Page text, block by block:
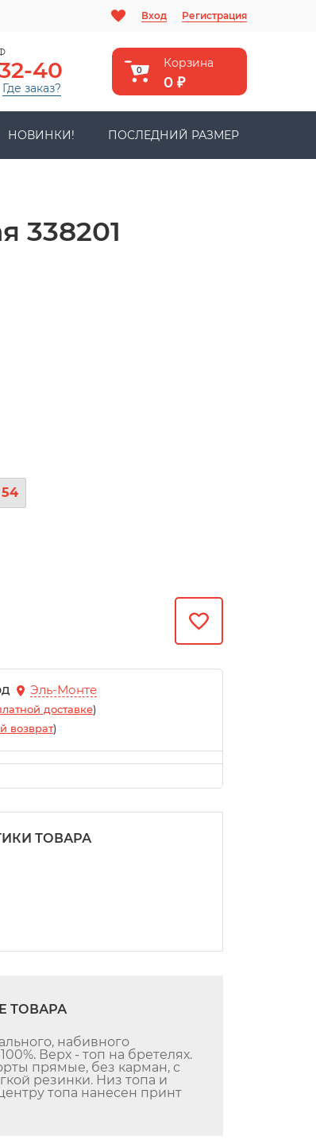
Вход Регистрация
40
Где заказ?
Корзина
0
0 ₽
НОВИНКИ! ПОСЛЕДНИЙ РАЗМЕР
338201
54
Эль-Монте
доставке)
возврат)
ТОВАРА
ТОВАРА
набивного
Верх - топ на бретелях.
прямые, без карман, с
резинки. Низ топа и
топа нанесен принт